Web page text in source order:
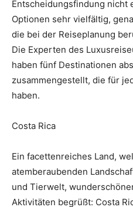
Entscheidungsfindung nicht
Optionen sehr vielfältig,
die bei der Reiseplanung
Die Experten des
haben fünf Destinationen
zusammengestellt, die für
haben.
Costa Rica
Ein facettenreiches Land,
atemberaubenden
und Tierwelt,
Aktivitäten begrüßt: Costa